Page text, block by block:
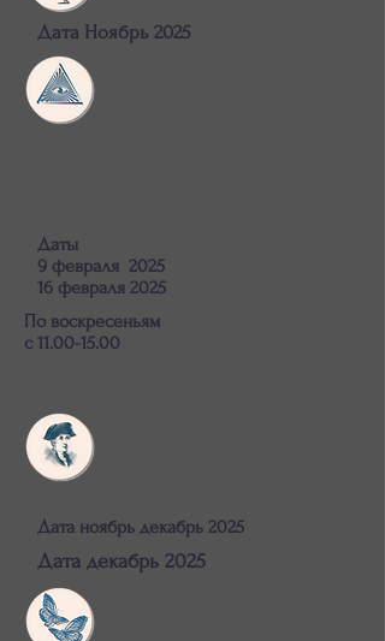
Дата Ноябрь 2025
Даты
9 февраля 2025
16 февраля 2025
По воскресеньям
с 11.00-15.00
Дата ноябрь декабрь 2025
Дата декабрь 2025